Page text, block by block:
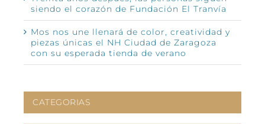
siendo el corazón de Fundación El Tranvía
Mos nos une llenará de color, creatividad y
piezas únicas el NH Ciudad de Zaragoza
con su esperada tienda de verano
CATEGORIAS